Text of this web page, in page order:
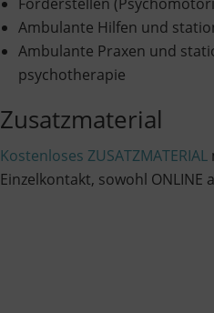
Ambulante Hilfen und
Ambulante Praxen und
psychotherapie
Zusatzmaterial
Kostenloses ZUSATZMATERIAL
Einzelkontakt, sowohl